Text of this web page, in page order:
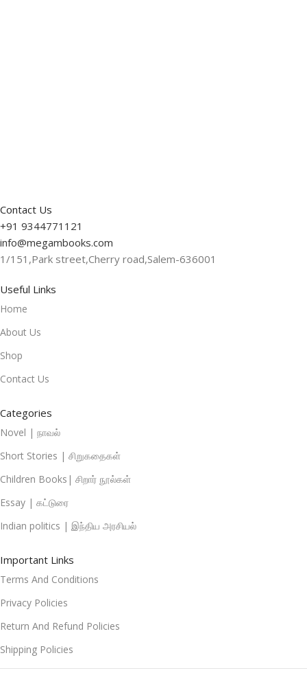
Contact Us
+91 9344771121
info@megambooks.com
1/151,Park street,Cherry road,Salem-636001
Useful Links
Home
About Us
Shop
Contact Us
Categories
Novel | நாவல்
Short Stories | சிறுகதைகள்
Children Books| சிறார் நூல்கள்
Essay | கட்டுரை
Indian politics | இந்திய அரசியல்
Important Links
Terms And Conditions
Privacy Policies
Return And Refund Policies
Shipping Policies